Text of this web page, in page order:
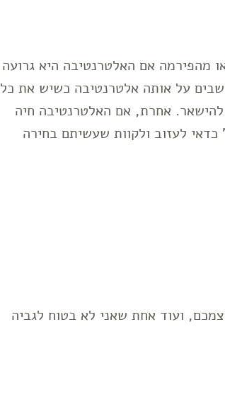
מהפירמה אם האלטרנטיבה היא גרועה
על אותה אלטרנטיבה כשיש את כל
אחרת, אם האלטרנטיבה חיה
לעזוב ולקוות שעשיתם בחירה
ועוד אחת שאני לא בטוח לגביה